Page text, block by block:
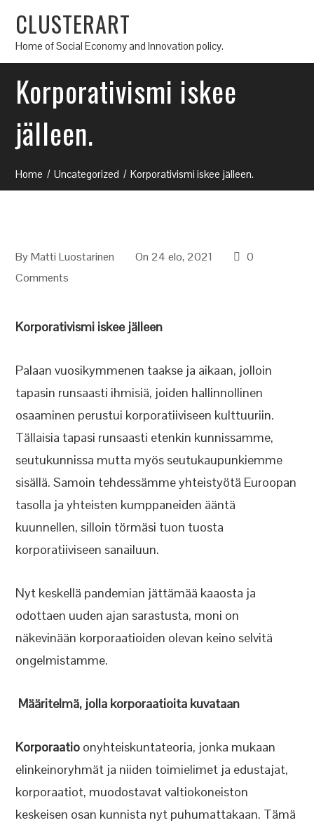
CLUSTERART
Home of Social Economy and Innovation policy.
Korporativismi iskee
jälleen.
Home Uncategorized Korporativismi iskee jälleen.
ByMatti Luostarinen On 24 elo, 2021
0
Comments
Korporativismi iskee jälleen
Palaan vuosikymmenen taakse ja aikaan, jolloin
tapasin runsaasti ihmisiä, joiden hallinnollinen
osaaminen perustui korporatiiviseen kulttuuriin.
Tällaisia tapasi runsaasti etenkin kunnissamme,
seutukunnissa mutta myös seutukaupunkiemme
sisällä. Samoin tehdessämme yhteistyötä Euroopan
tasolla ja yhteisten kumppaneiden ääntä
kuunnellen, silloin törmäsi tuon tuosta
korporatiiviseen sanailuun.
Nyt keskellä pandemian jättämää kaaosta ja
odottaen uuden ajan sarastusta, moni on
näkevinään korporaatioiden olevan keino selvitä
ongelmistamme.
Määritelmä, jolla korporaatioita kuvataan
Korporaatio onyhteiskuntateoria, jonka mukaan
elinkeinoryhmät ja niiden toimielimet ja edustajat,
korporaatiot, muodostavat valtiokoneiston
keskeisen osan kunnista nyt puhumattakaan. Tämä